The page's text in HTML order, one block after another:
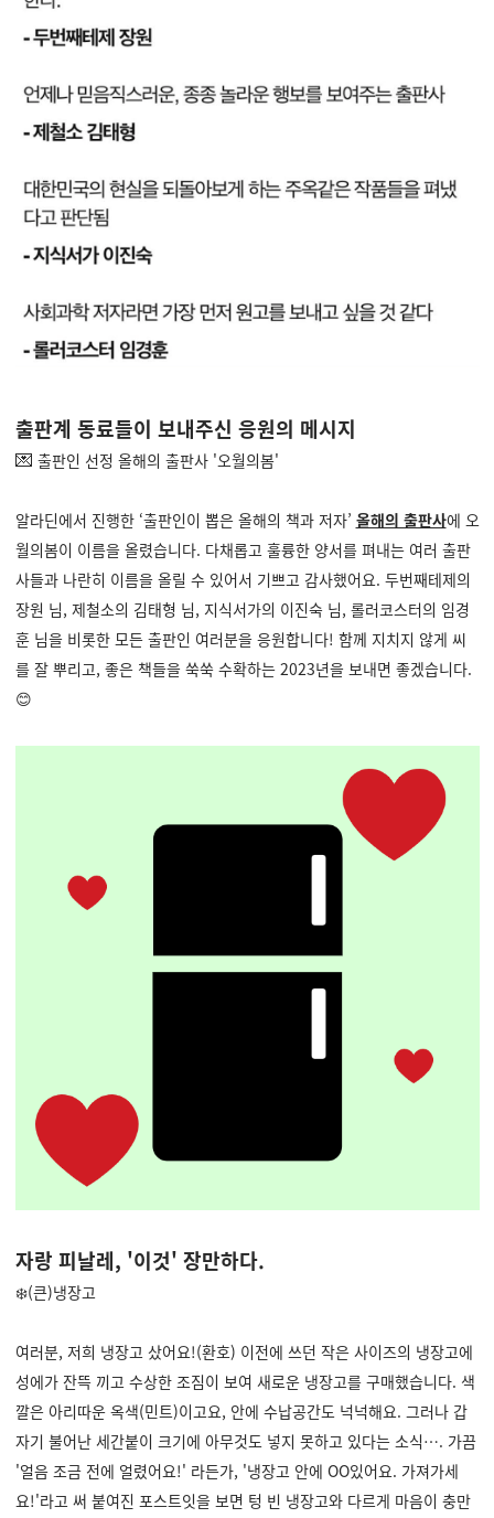
출판계 동료들이 보내주신 응원의 메시지
💌 출판인 선정 올해의 출판사 '오월의봄'
알라딘에서 진행한 ‘출판인이 뽑은 올해의 책과 저자’ 올해의 출판사에 오
월의봄이 이름을 올렸습니다. 다채롭고 훌륭한 양서를 펴내는 여러 출판
사들과 나란히 이름을 올릴 수 있어서 기쁘고 감사했어요. 두번째테제의
장원 님, 제철소의 김태형 님, 지식서가의 이진숙 님, 롤러코스터의 임경
훈 님을 비롯한 모든 출판인 여러분을 응원합니다! 함께 지치지 않게 씨
를 잘 뿌리고, 좋은 책들을 쑥쑥 수확하는 2023년을 보내면 좋겠습니다.
😊
자랑 피날레, '이것' 장만하다.
❄️(큰)냉장고
여러분, 저희 냉장고 샀어요!(환호) 이전에 쓰던 작은 사이즈의 냉장고에
성에가 잔뜩 끼고 수상한 조짐이 보여 새로운 냉장고를 구매했습니다. 색
깔은 아리따운 옥색(민트)이고요, 안에 수납공간도 넉넉해요. 그러나 갑
자기 불어난 세간붙이 크기에 아무것도 넣지 못하고 있다는 소식…. 가끔
'얼음 조금 전에 얼렸어요!' 라든가, '냉장고 안에 OO있어요. 가져가세
요!'라고 써 붙여진 포스트잇을 보면 텅 빈 냉장고와 다르게 마음이 충만